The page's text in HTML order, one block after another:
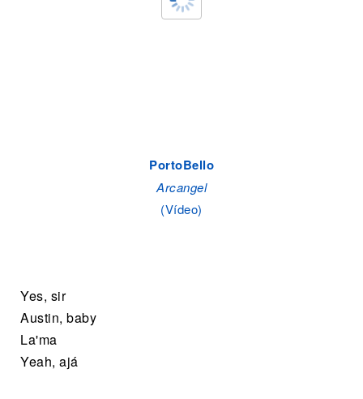
PortoBello
Arcangel
(Vídeo)
Yes, sir
Austin, baby
La'ma
Yeah, ajá